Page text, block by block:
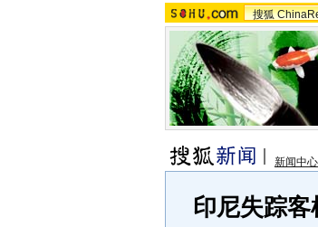
搜狐
新闻中心
印尼失踪